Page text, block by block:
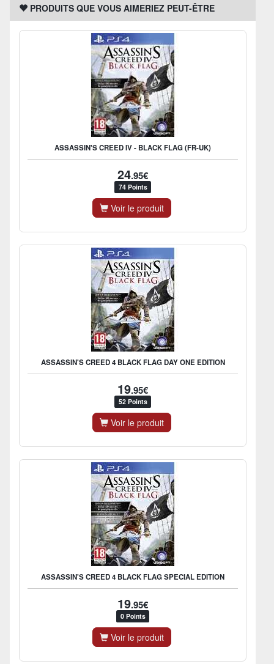
PRODUITS QUE VOUS AIMERIEZ PEUT-ÊTRE
ASSASSIN'S CREED IV - BLACK FLAG (FR-UK)
24.95€
74 Points
Voir le produit
ASSASSIN'S CREED 4 BLACK FLAG DAY ONE EDITION
19.95€
52 Points
Voir le produit
ASSASSIN'S CREED 4 BLACK FLAG SPECIAL EDITION
19.95€
0 Points
Voir le produit